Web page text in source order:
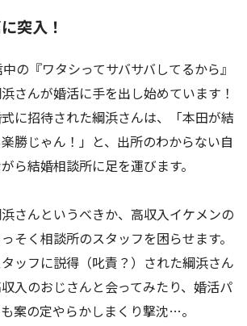
突入！
の『ワタシってサバサバしてるから』
さんが婚活に手を出し始めています！
に招待された綱浜さんは、「本田が結
勝じゃん！」と、出所のわからない自
ら結婚相談所に足を運びます。
さんというべきか、高収入イケメンの
そく相談所のスタッフを困らせます。
ッフに説得（叱責？）された綱浜さん
入のおじさんと会ってみたり、婚活パ
案の定やらかしまくり撃沈…。